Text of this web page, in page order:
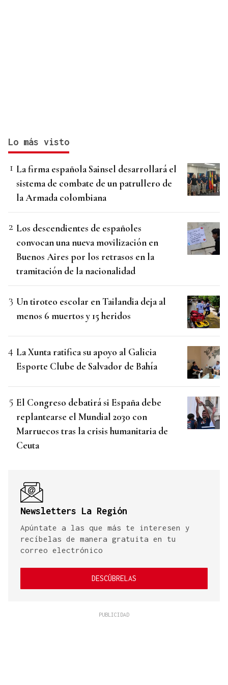
Lo más visto
La firma española Sainsel desarrollará el
sistema de combate de un patrullero de
la Armada colombiana
Los descendientes de españoles
convocan una nueva movilización en
Buenos Aires por los retrasos en la
tramitación de la nacionalidad
Un tiroteo escolar en Tailandia deja al
menos 6 muertos y 15 heridos
La Xunta ratifica su apoyo al Galicia
Esporte Clube de Salvador de Bahía
El Congreso debatirá si España debe
replantearse el Mundial 2030 con
Marruecos tras la crisis humanitaria de
Ceuta
Newsletters La Región
Apúntate a las que más te interesen y
recíbelas de manera gratuita en tu
correo electrónico
DESCÚBRELAS